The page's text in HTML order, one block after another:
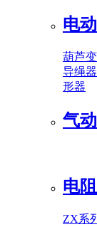
电
葫芦
导绳器
形器
气
电
ZX系